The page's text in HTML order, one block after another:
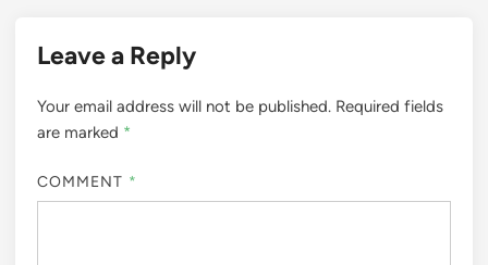
Leave a Reply
Your email address will not be published. Required fields
are marked *
COMMENT *